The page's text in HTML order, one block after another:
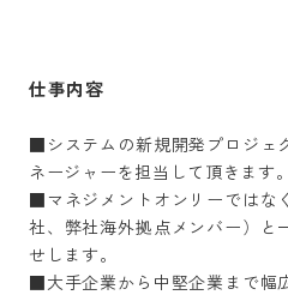
仕事内容
■システムの新規開発プロジェ
ネージャーを担当して頂きます。
■マネジメントオンリーではな
社、弊社海外拠点メンバー）と
せします。
■大手企業から中堅企業まで幅